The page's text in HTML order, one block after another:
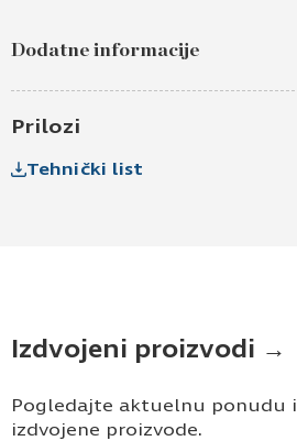
Dodatne informacije
Prilozi
Tehnički list
Izdvojeni proizvodi →
Pogledajte aktuelnu ponudu i
izdvojene proizvode.